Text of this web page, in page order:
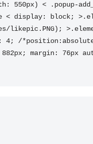
550px) < .popup-
< display: block;
likepic.PNG);
4; /
margin: 76px